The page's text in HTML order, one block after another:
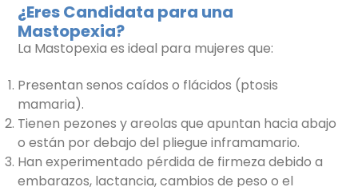
¿Eres Candidata para una
Mastopexia?
La Mastopexia es ideal para mujeres que:
Presentan senos caídos o flácidos (ptosis
mamaria).
Tienen pezones y areolas que apuntan hacia abajo
o están por debajo del pliegue inframamario.
Han experimentado pérdida de firmeza debido a
embarazos, lactancia, cambios de peso o el